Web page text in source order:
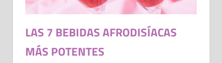
LAS 7 BEBIDAS AFRODISÍACAS
MÁS POTENTES